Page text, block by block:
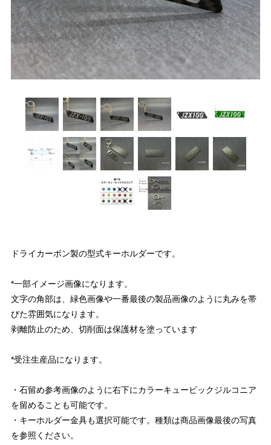
ドライカーボン製の型式キーホルダーです。
*一部イメージ画像になります。
文字の角部は、緑色画像や一番最後の製品画像のように丸みを帯
びた雰囲気になります。
剥離防止のため、切削面は保護材を塗っています
*受注生産品になります。
・石留め参考画像のように右下にカラーキュービックジルコニア
を留めることも可能です。
・キーホルダー金具も選択可能です。種類は商品画像最後の写真
を参照ください。